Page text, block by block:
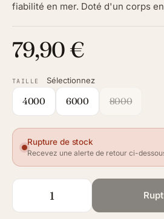
fiabilité en mer. Doté d'un corps
79,90 €
TAILLE Sélectionnez
4000 6000 8000
Rupture de stock
Recevez une alerte de retour ci-